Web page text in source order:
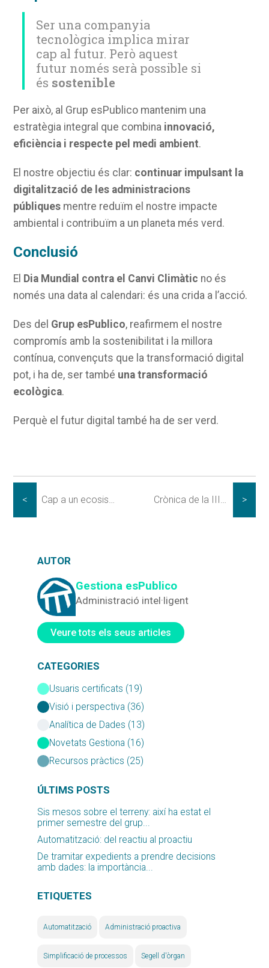
Ser una companyia
tecnològica implica mirar
cap al futur. Però aquest
futur només serà possible si
és sostenible
Per això, al Grup esPublico mantenim una
estratègia integral que combina innovació,
eficiència i respecte pel medi ambient.
El nostre objectiu és clar: continuar impulsant la
digitalització de les administracions
públiques mentre reduïm el nostre impacte
ambiental i contribuïm a un planeta més verd.
Conclusió
El Dia Mundial contra el Canvi Climàtic no és
només una data al calendari: és una crida a l’acció.
Des del Grup esPublico, reafirmem el nostre
compromís amb la sostenibilitat i la millora
contínua, convençuts que la transformació digital
pot, i ha de, ser també una transformació
ecològica.
Perquè el futur digital també ha de ser verd.
< Cap a un ecosistema de subprocessos normalitzats Crònica de la III Trobada Anual d'Usuaris Certificats Gestiona >
AUTOR
Gestiona esPublico
Administració intel·ligent
Veure tots els seus articles
CATEGORIES
Usuaris certificats (19)
Visió i perspectiva (36)
Analítica de Dades (13)
Novetats Gestiona (16)
Recursos pràctics (25)
ÚLTIMS POSTS
Sis mesos sobre el terreny: així ha estat el
primer semestre del grup...
Automatització: del reactiu al proactiu
De tramitar expedients a prendre decisions
amb dades: la importància...
ETIQUETES
Automatització Administració proactiva
Simplificació de processos Segell d'òrgan